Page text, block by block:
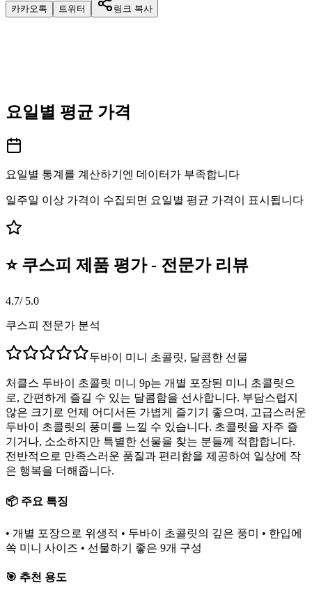
카카오톡 트위터 링크 복사
요일별 평균 가격
요일별 통계를 계산하기엔 데이터가 부족합니다
일주일 이상 가격이 수집되면 요일별 평균 가격이 표시됩니다
⭐ 쿠스피 제품 평가 - 전문가 리뷰
4.7/ 5.0
쿠스피 전문가 분석
두바이 미니 초콜릿, 달콤한 선물
처클스 두바이 초콜릿 미니 9p는 개별 포장된 미니 초콜릿으
로, 간편하게 즐길 수 있는 달콤함을 선사합니다. 부담스럽지
않은 크기로 언제 어디서든 가볍게 즐기기 좋으며, 고급스러운
두바이 초콜릿의 풍미를 느낄 수 있습니다. 초콜릿을 자주 즐
기거나, 소소하지만 특별한 선물을 찾는 분들께 적합합니다.
전반적으로 만족스러운 품질과 편리함을 제공하여 일상에 작
은 행복을 더해줍니다.
📦 주요 특징
• 개별 포장으로 위생적 • 두바이 초콜릿의 깊은 풍미 • 한입에
쏙 미니 사이즈 • 선물하기 좋은 9개 구성
🎯 추천 용도